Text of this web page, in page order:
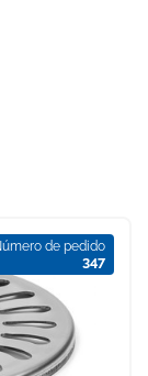
de pedido
347